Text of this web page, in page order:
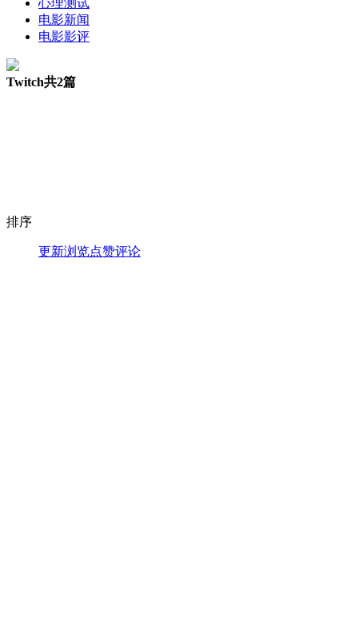
心理测试
电影新闻
电影影评
Twitch共2篇
排序
更新浏览点赞评论